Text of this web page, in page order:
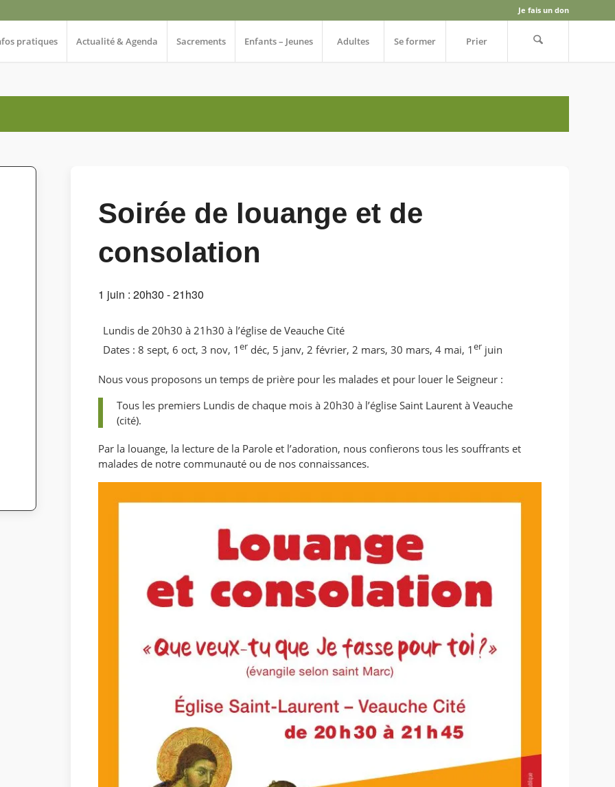
Je fais un don
pratiques Actualité & Agenda Sacrements Enfants – Jeunes Adultes Se former Prier
Soirée de louange et de
consolation
1 juin : 20h30 -21h30
Lundis de 20h30 à 21h30 à l’église de Veauche Cité
Dates : 8 sept, 6 oct, 3 nov, 1er déc, 5 janv, 2 février, 2 mars, 30 mars, 4 mai, 1er juin
Nous vous proposons un temps de prière pour les malades et pour louer le Seigneur :
Tous les premiers Lundis de chaque mois à 20h30 à l’église Saint Laurent à Veauche
(cité).
Par la louange, la lecture de la Parole et l’adoration, nous confierons tous les souffrants et
malades de notre communauté ou de nos connaissances.